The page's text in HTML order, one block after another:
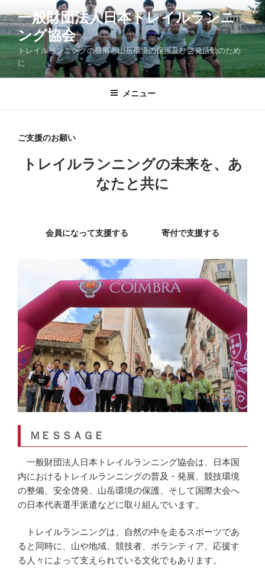
ン
テ
ツ
へ
一般財団法人日本トレイルランニ
ング協会
トレイルランニングの発展と山岳環境の保護及び啓発活動のため
に
メニュー
ご支援のお願い
トレイルランニングの未来を、あ
なたと共に
会員になって支援する 寄付で支援する
ＭＥＳＳＡＧＥ
一般財団法人日本トレイルランニング協会は、日本国
内におけるトレイルランニングの普及・発展、競技環境
の整備、安全啓発、山岳環境の保護、そして国際大会へ
の日本代表選手派遣などに取り組んでいます。
トレイルランニングは、自然の中を走るスポーツであ
ると同時に、山や地域、競技者、ボランティア、応援す
る人々によって支えられている文化でもあります。